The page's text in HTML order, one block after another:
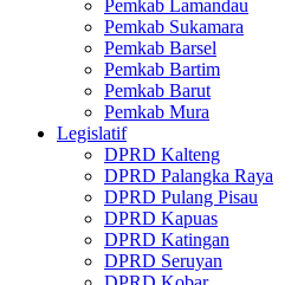
Pemkab Lamandau
Pemkab Sukamara
Pemkab Barsel
Pemkab Bartim
Pemkab Barut
Pemkab Mura
Legislatif
DPRD Kalteng
DPRD Palangka Raya
DPRD Pulang Pisau
DPRD Kapuas
DPRD Katingan
DPRD Seruyan